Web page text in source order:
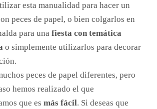
esta manualidad para hacer un
peces de papel, o bien colgarlos en
para una fiesta con temática
o simplemente utilizarlos para decorar
peces de papel diferentes, pero
hemos realizado el que
que es más fácil. Si deseas que